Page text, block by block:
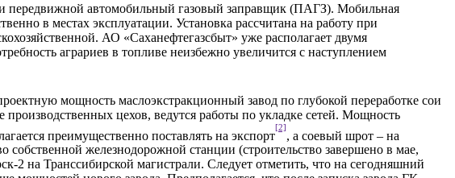
передвижной автомобильный газовый заправщик (ПАГЗ). Мобильная
в местах эксплуатации. Установка рассчитана на работу при
АО «Саханефтегазсбыт» уже располагает двумя
аграриев в топливе неизбежно увеличится с наступлением
мощность маслоэкстракционный завод по глубокой переработке сои
цехов, ведутся работы по укладке сетей. Мощность
преимущественно поставлять на экспорт
[2]
, а соевый шрот – на
собственной железнодорожной станции (строительство завершено в мае,
2 на Транссибирской магистрали. Следует отметить, что на сегодняшний